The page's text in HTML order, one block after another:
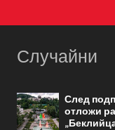
Случайни
След
отложи